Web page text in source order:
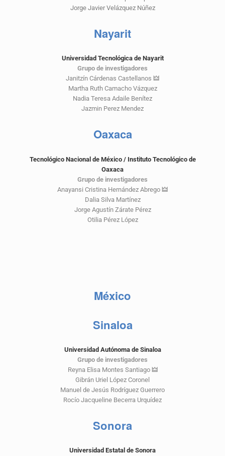
Jorge Javier Velázquez Núñez
Nayarit
Universidad Tecnológica de Nayarit
Grupo de investigadores
Janitzín Cárdenas Castellanos 🜲
Martha Ruth Camacho Vázquez
Nadia Teresa Adaile Benítez
Jazmin Perez Mendez
Oaxaca
Tecnológico Nacional de México / Instituto Tecnológico de
Oaxaca
Grupo de investigadores
Anayansi Cristina Hernández Abrego 🜲
Dalia Silva Martínez
Jorge Agustín Zárate Pérez
Otilia Pérez López
México
Sinaloa
Universidad Autónoma de Sinaloa
Grupo de investigadores
Reyna Elisa Montes Santiago 🜲
Gibrán Uriel López Coronel
Manuel de Jesús Rodríguez Guerrero
Rocío Jacqueline Becerra Urquídez
Sonora
Universidad Estatal de Sonora